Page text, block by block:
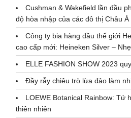
Cushman & Wakefield lần đầu
độ hòa nhập của các đô thị Châu
Công ty bia hàng đầu thế giới
cao cấp mới: Heineken Silver –
ELLE FASHION SHOW 2023
Đầy rẫy chiêu trò lừa đảo làm
LOEWE Botanical Rainbow: Tứ
thiên nhiên